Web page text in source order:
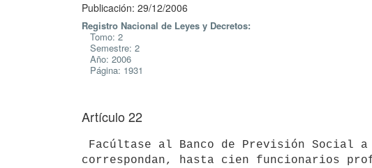
Publicación: 29/12/2006
Registro Nacional de Leyes y Decretos:
Tomo: 2
Semestre: 2
Año: 2006
Página: 1931
Artículo 22
correspondan, hasta cien funcionarios